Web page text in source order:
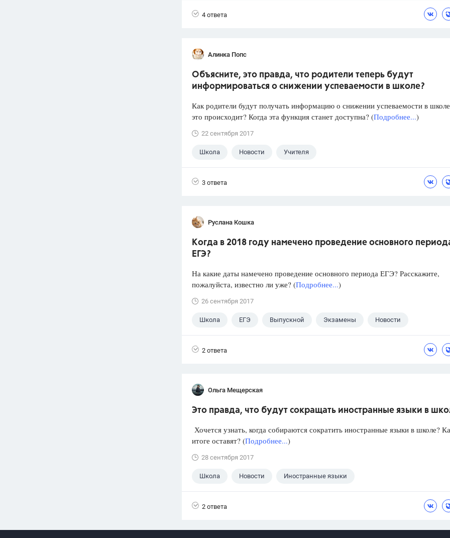
4 ответа
Алинка Попс
Объясните, это правда, что родители теперь будут
информироваться о снижении успеваемости в школе?
Как родители будут получать информацию о снижении успеваемости в
это происходит? Когда эта функция станет доступна? (Подробнее...)
22 сентября 2017
Школа Новости Учителя
3 ответа
Руслана Кошка
Когда в 2018 году намечено проведение основного
ЕГЭ?
На какие даты намечено проведение основного периода ЕГЭ? Расскажите,
пожалуйста, известно ли уже? (Подробнее...)
26 сентября 2017
Школа ЕГЭ Выпускной Экзамены Новости
2 ответа
Ольга Мещерская
Это правда, что будут сокращать иностранные языки в
Хочется узнать, когда собираются сократить иностранные языки в школе?
итоге оставят? (Подробнее...)
28 сентября 2017
Школа Новости Иностранные языки
2 ответа